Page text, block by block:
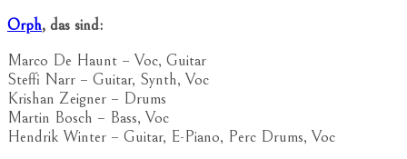
Orph, das sind:
Marco De Haunt – Voc, Guitar
Steffi Narr – Guitar, Synth, Voc
Krishan Zeigner – Drums
Martin Bosch – Bass, Voc
Hendrik Winter – Guitar, E-Piano, Perc Drums, Voc